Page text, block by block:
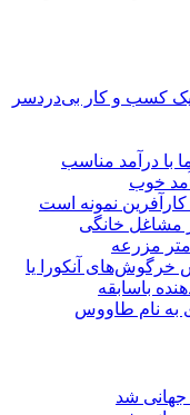
کسب و کار بی‌دردسر
با درآمد مناسب
خوب
مشاغل خانگی
مزرعه
خرگوش‌های آنکورا یا
باسابقه
به نام طاووس